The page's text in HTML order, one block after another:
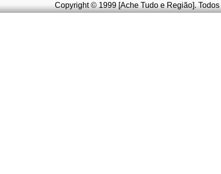
Copyright © 1999 [Ache Tudo e Região].